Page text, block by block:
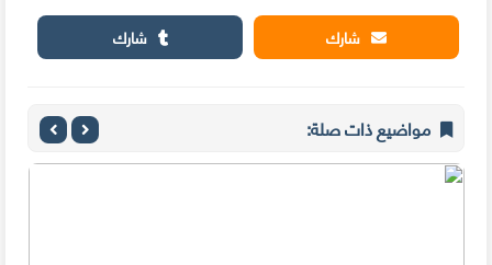
شارك
شارك
مواضيع ذات صلة: